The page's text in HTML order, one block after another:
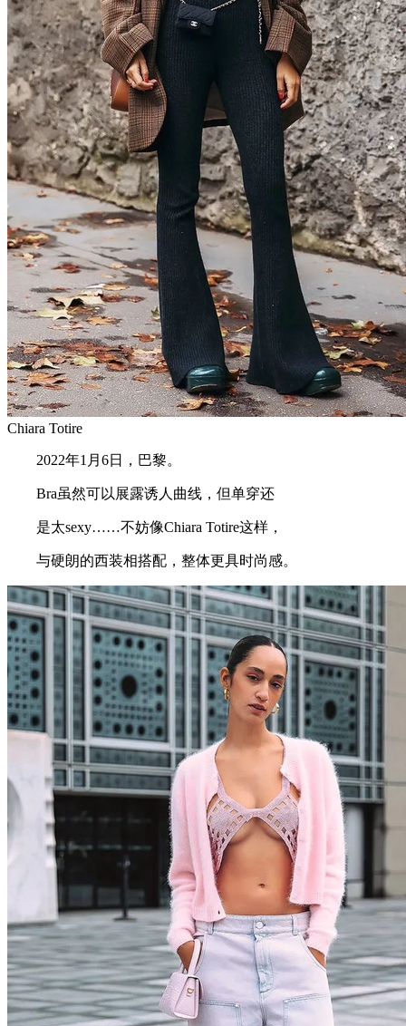
Chiara Totire
2022年1月6日，巴黎。
Bra虽然可以展露诱人曲线，但单穿还
是太sexy……不妨像Chiara Totire这样，
与硬朗的西装相搭配，整体更具时尚感。